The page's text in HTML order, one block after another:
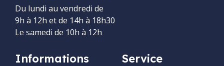
Du lundi au vendredi de
9h à 12h et de 14h à 18h30
Le samedi de 10h à 12h
Informations Service